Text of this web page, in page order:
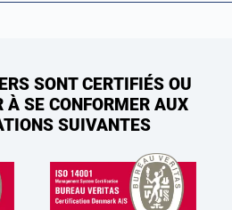
SONT CERTIFIÉS OU
À SE CONFORMER AUX
SUIVANTES